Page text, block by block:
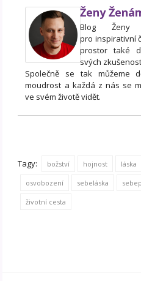
Ženy
Blog Ženy
pro inspirativní
prostor také
svých
Společně se tak můžeme
moudrost a každá z nás se
ve svém životě vidět.
Tagy: božství hojnost láska
osvobození sebeláska
životní cesta